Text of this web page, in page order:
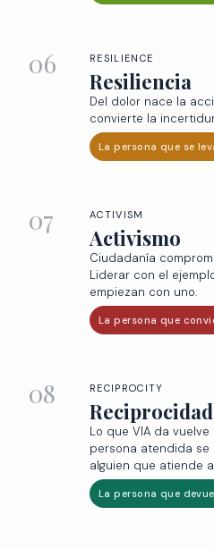
06 RESILIENCE
Resiliencia
Del dolor nace la
convierte la
La persona que se
07 ACTIVISM
Activismo
Ciudadanía
Liderar con el
empiezan con uno.
La persona que
08 RECIPROCITY
Reciprocidad
Lo que VIA da
persona atendida se
alguien que atiende
La persona que